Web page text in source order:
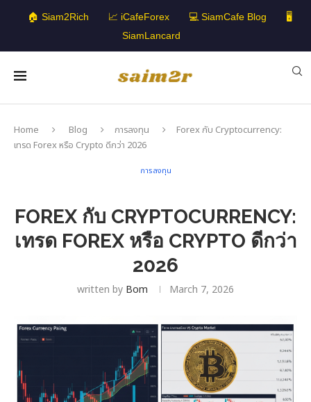
🏠 Siam2Rich 📈 iCafeForex 💻 SiamCafe Blog
🖥️
SiamLancard
Home Blog การลงทุน
Forex กับ Cryptocurrency:
เทรด Forex หรือ Crypto ดีกว่า 2026
การลงทุน
FOREX กับ CRYPTOCURRENCY:
เทรด FOREX หรือ CRYPTO ดีกว่า
2026
written by Bom March 7, 2026